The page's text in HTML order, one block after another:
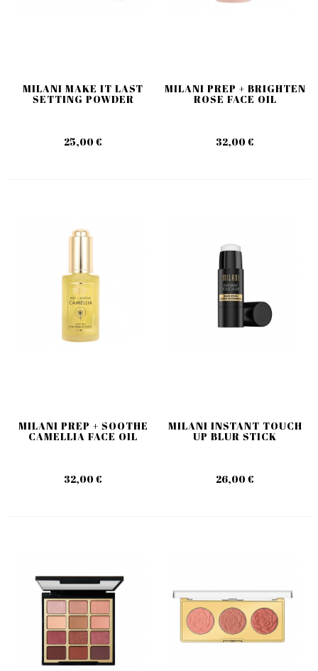
MILANI MAKE IT LAST
SETTING POWDER
25,00 €
MILANI PREP + BRIGHTEN
ROSE FACE OIL
32,00 €
MILANI PREP + SOOTHE
CAMELLIA FACE OIL
32,00 €
MILANI INSTANT TOUCH
UP BLUR STICK
26,00 €